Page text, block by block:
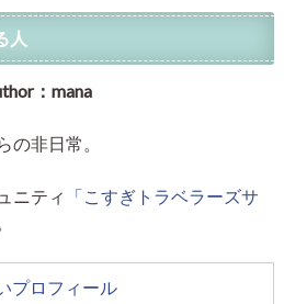
人
：mana
の非日常。
ニティ
「こすぎトラベラーズサ
プロフィール